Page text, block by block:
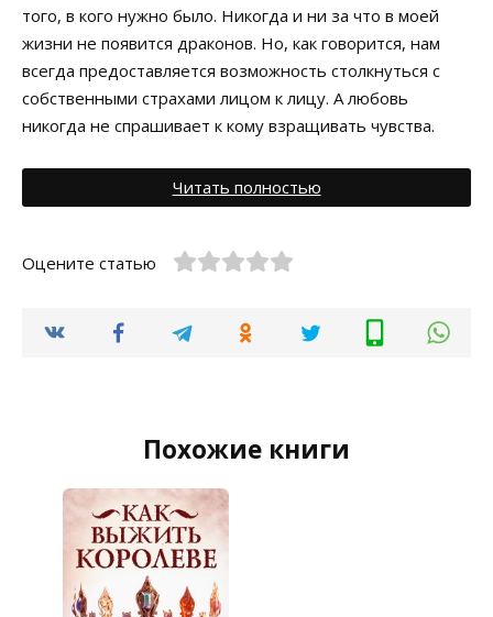
того, в кого нужно было. Никогда и ни за что в моей
жизни не появится драконов. Но, как говорится, нам
всегда предоставляется возможность столкнуться с
собственными страхами лицом к лицу. А любовь
никогда не спрашивает к кому взращивать чувства.
Читать полностью
Оцените статью
Похожие книги